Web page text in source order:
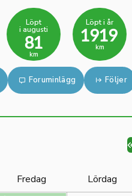
Löpt
i augusti
81
km
Löpt i år
1919
km
Foruminlägg Följer
Fredag Lördag